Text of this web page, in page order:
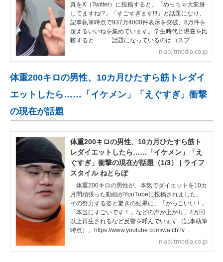
真をX（Twitter）に投稿すると、「めっちゃ大変身
してますね!?」「すごすぎます!!!」と話題になり、
記事執筆時点で937万4000件表示を突破、8万件を
超えるいいねを集めています。学生時代と現在を比
較すると…… 話題になっているのはコスプ…
nlab.itmedia.co.jp
体重200キロの男性、10カ月ひたすら筋トレダイ
エットしたら……「イケメン」「えぐすぎ」衝撃
の現在が話題
体重200キロの男性、10カ月ひたすら筋ト
レダイエットしたら……「イケメン」「え
ぐすぎ」衝撃の現在が話題（1/3） | ライフ
スタイル ねとらぼ
体重200キロの男性が、本気でダイエットを10カ
月間頑張った動画がYouTubeに投稿されました。
その努力する姿と驚きの結果に、「かっこいい！」
「本当にすごいです！」などの声が上がり、4万回
以上再生されるなど反響を呼んでいます（記事執筆
時点）。https://www.youtube.com/watch?v…
nlab.itmedia.co.jp